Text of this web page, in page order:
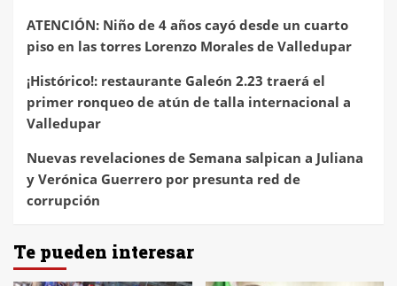
ATENCIÓN: Niño de 4 años cayó desde un cuarto
piso en las torres Lorenzo Morales de Valledupar
¡Histórico!: restaurante Galeón 2.23 traerá el
primer ronqueo de atún de talla internacional a
Valledupar
Nuevas revelaciones de Semana salpican a Juliana
y Verónica Guerrero por presunta red de
corrupción
Te pueden interesar